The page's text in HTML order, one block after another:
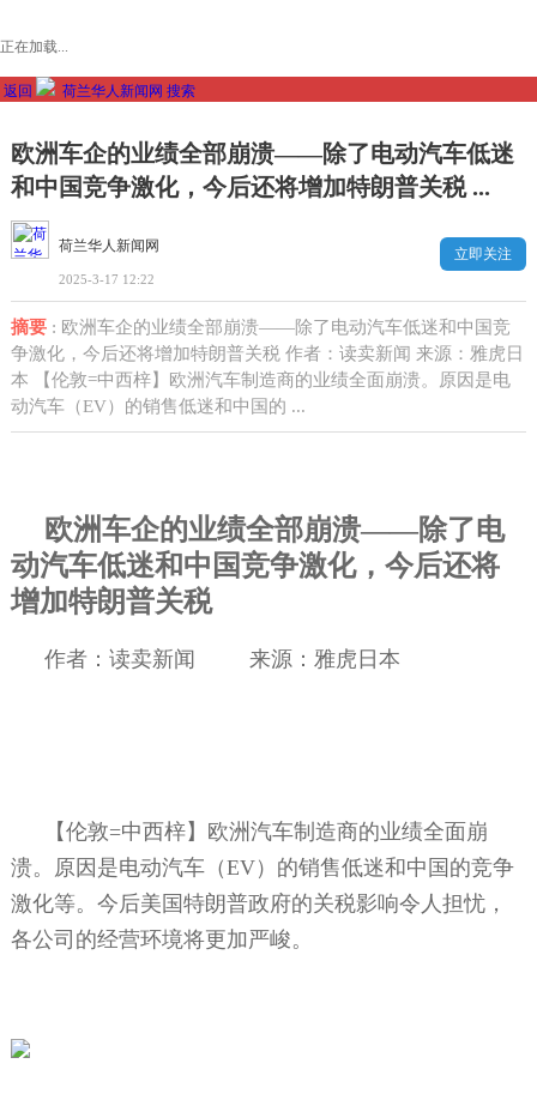
正在加载...
返回 荷兰华人新闻网 搜索
欧洲车企的业绩全部崩溃——除了电动汽车低迷
和中国竞争激化，今后还将增加特朗普关税 ...
荷兰华人新闻网
2025-3-17 12:22
立即关注
摘要: 欧洲车企的业绩全部崩溃——除了电动汽车低迷和中国竞
争激化，今后还将增加特朗普关税 作者：读卖新闻 来源：雅虎日
本 【伦敦=中西梓】欧洲汽车制造商的业绩全面崩溃。原因是电
动汽车（EV）的销售低迷和中国的 ...
欧洲车企的业绩全部崩溃——除了电
动汽车低迷和中国竞争激化，今后还将
增加特朗普关税
作者：读卖新闻 来源：雅虎日本
【伦敦=中西梓】欧洲汽车制造商的业绩全面崩
溃。原因是电动汽车（EV）的销售低迷和中国的竞争
激化等。今后美国特朗普政府的关税影响令人担忧，
各公司的经营环境将更加严峻。